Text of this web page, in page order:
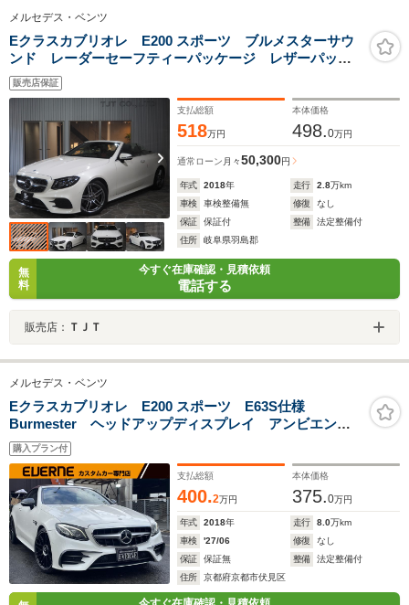
メルセデス・ベンツ
Eクラスカブリオレ E200 スポーツ ブルメスターサウ
ンド レーダーセーフティーパッケージ レザーパッケ
ージ ブラック/レッドレザーシート アンビエントライ
ト シートヒーター/エアスカーフ 360°カメラ 純正19
販売店保証
支払総額
518万円
本体価格
498.0万円
通常ローン 月々50,300円
年式 2018年 走行 2.8万km
車検
車検整備無 修復
なし
保証
保証付 整備
法定整備付
住所
岐阜県羽島郡
無
料
今すぐ在庫確認・見積依頼
電話する
販売店： ＴＪＴ
メルセデス・ベンツ
Eクラスカブリオレ E200 スポーツ E63S仕様
Burmester ヘッドアップディスプレイ アンビエント
ライト ACC ナビ フルセグTV 全方位カメラ パワ
ーシート シートヒーター 黒赤革シート LEDヘッド
ライト レーンキープ ブラインドスポット
購入プラン付
支払総額
400.2万円
本体価格
375.0万円
年式 2018年 走行 8.0万km
車検
'27/06 修復
なし
保証
保証無 整備
法定整備付
住所
京都府京都市伏見区